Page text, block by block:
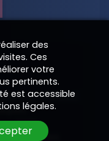
parEPIXELIC
2026—
cookies
des
Ces
votre
pertinents.
est accessible
légales.